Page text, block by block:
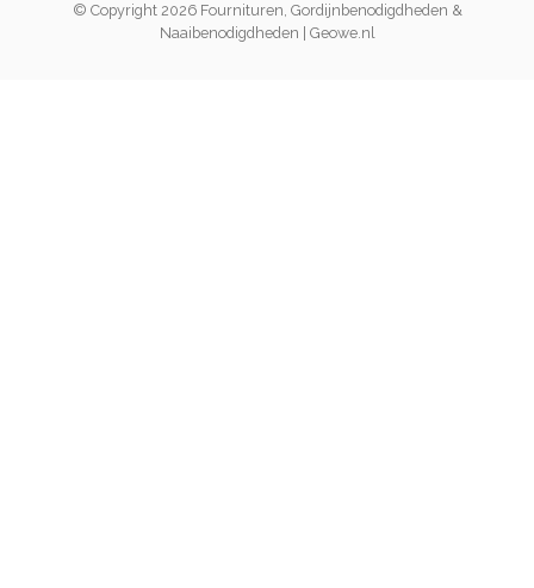
© Copyright 2026 Fournituren, Gordijnbenodigdheden &
Naaibenodigdheden | Geowe.nl